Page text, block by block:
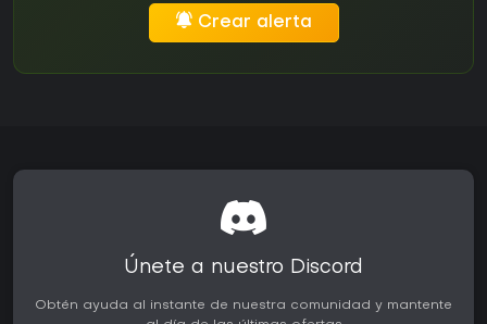
Crear alerta
Únete a nuestro Discord
Obtén ayuda al instante de nuestra comunidad y mantente